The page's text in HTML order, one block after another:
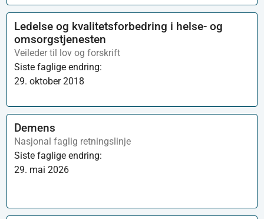
Ledelse og kvalitetsforbedring i helse- og
omsorgstjenesten
Veileder til lov og forskrift
Siste faglige endring:
29. oktober 2018
Demens
Nasjonal faglig retningslinje
Siste faglige endring:
29. mai 2026